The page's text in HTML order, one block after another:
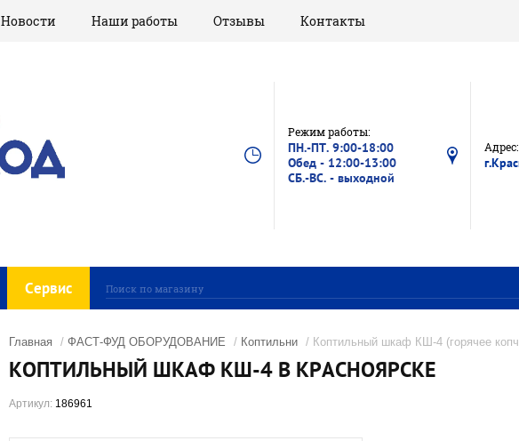
Новости Наши работы Отзывы Контакты
Режим работы:
ПН.-ПТ. 9:00-18:00
Обед - 12:00-13:00
СБ.-ВС. - выходной
Адрес:
Сервис
Главная / ФАСТ-ФУД ОБОРУДОВАНИЕ / Коптильни / Коптильный шкаф КШ-4 (горячее
КОПТИЛЬНЫЙ ШКАФ КШ-4 В КРАСНОЯРСКЕ
Артикул: 186961